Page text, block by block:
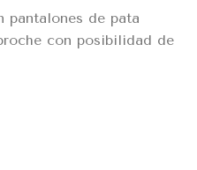
pantalones de pata
con posibilidad de